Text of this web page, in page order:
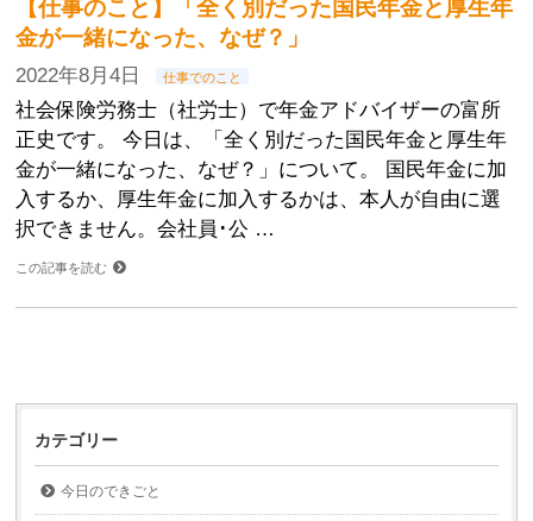
【仕事のこと】「全く別だった国民年金と厚生年
金が一緒になった、なぜ？」
2022年8月4日 仕事でのこと
社会保険労務士（社労士）で年金アドバイザーの富所
正史です。 今日は、「全く別だった国民年金と厚生年
金が一緒になった、なぜ？」について。 国民年金に加
入するか、厚生年金に加入するかは、本人が自由に選
択できません。会社員･公 …
この記事を読む
カテゴリー
今日のできごと